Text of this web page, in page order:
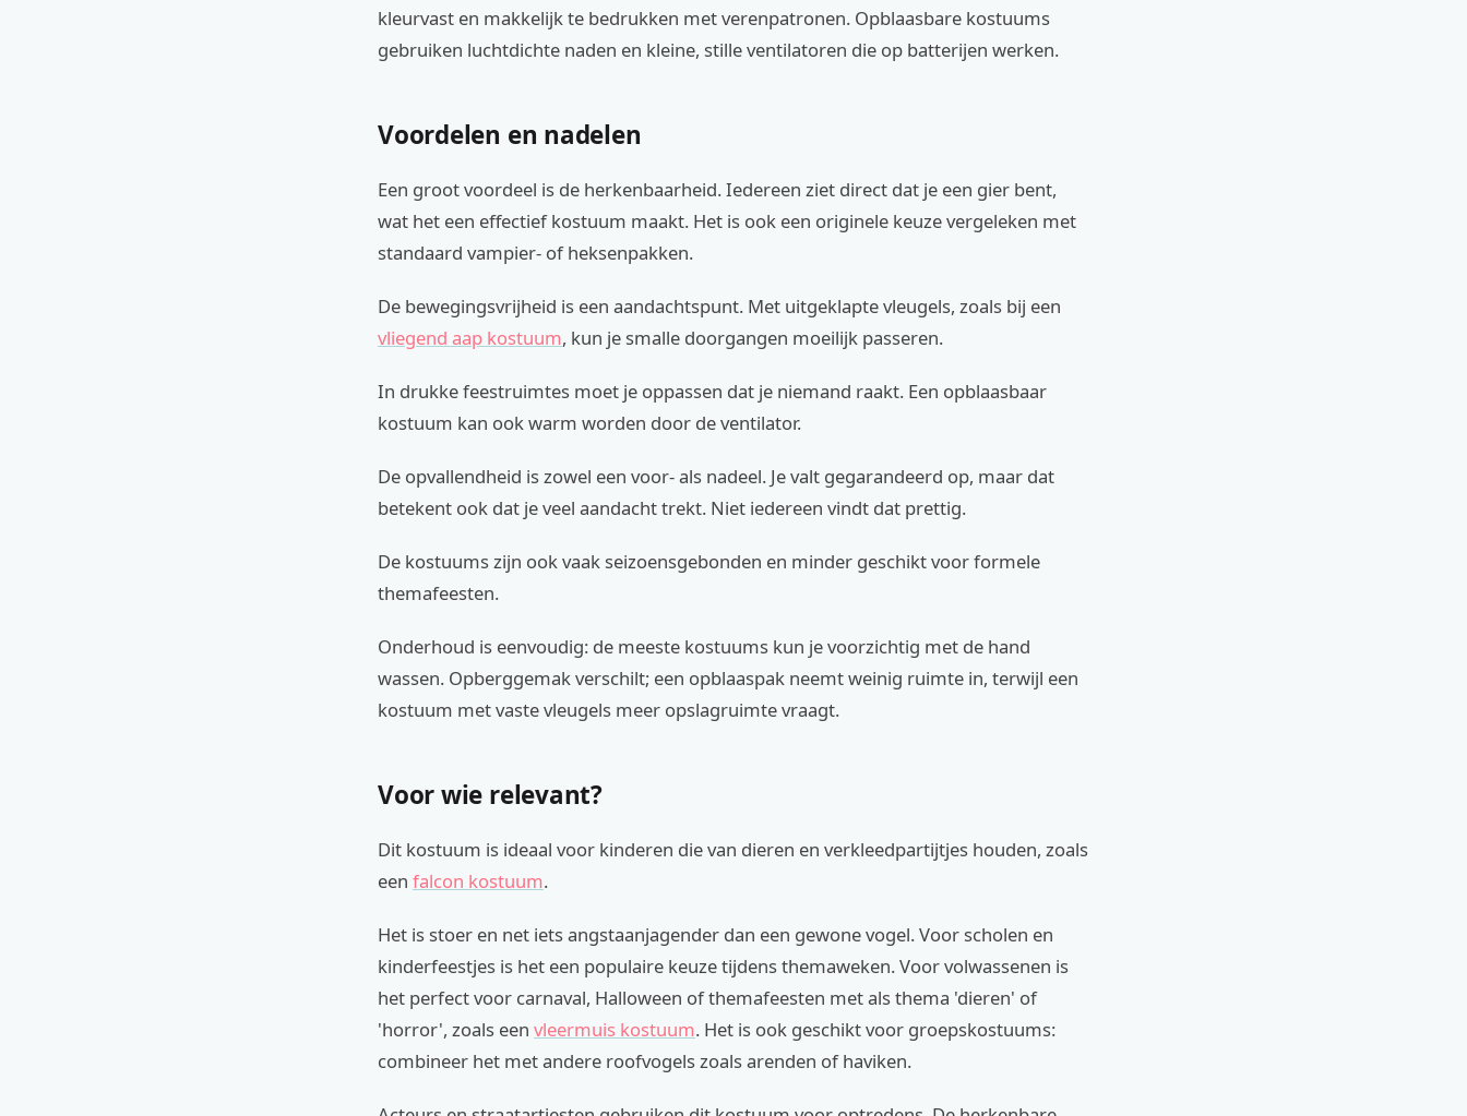
kleurvast en makkelijk te bedrukken met verenpatronen. Opblaasbare kostuums
gebruiken luchtdichte naden en kleine, stille ventilatoren die op batterijen werken.
Voordelen en nadelen
Een groot voordeel is de herkenbaarheid. Iedereen ziet direct dat je een gier bent,
wat het een effectief kostuum maakt. Het is ook een originele keuze vergeleken met
standaard vampier- of heksenpakken.
De bewegingsvrijheid is een aandachtspunt. Met uitgeklapte vleugels, zoals bij een
vliegend aap kostuum, kun je smalle doorgangen moeilijk passeren.
In drukke feestruimtes moet je oppassen dat je niemand raakt. Een opblaasbaar
kostuum kan ook warm worden door de ventilator.
De opvallendheid is zowel een voor- als nadeel. Je valt gegarandeerd op, maar dat
betekent ook dat je veel aandacht trekt. Niet iedereen vindt dat prettig.
De kostuums zijn ook vaak seizoensgebonden en minder geschikt voor formele
themafeesten.
Onderhoud is eenvoudig: de meeste kostuums kun je voorzichtig met de hand
wassen. Opberggemak verschilt; een opblaaspak neemt weinig ruimte in, terwijl een
kostuum met vaste vleugels meer opslagruimte vraagt.
Voor wie relevant?
Dit kostuum is ideaal voor kinderen die van dieren en verkleedpartijtjes houden, zoals
een falcon kostuum.
Het is stoer en net iets angstaanjagender dan een gewone vogel. Voor scholen en
kinderfeestjes is het een populaire keuze tijdens themaweken. Voor volwassenen is
het perfect voor carnaval, Halloween of themafeesten met als thema 'dieren' of
'horror', zoals een vleermuis kostuum. Het is ook geschikt voor groepskostuums:
combineer het met andere roofvogels zoals arenden of haviken.